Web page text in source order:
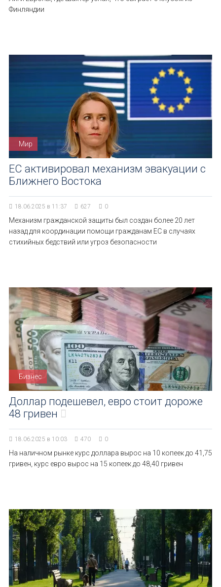
Финляндии
Мир
ЕС активировал механизм эвакуации с
Ближнего Востока
18.06.2025 в 11:37 627 0
Механизм гражданской защиты был создан более 20 лет
назад для координации помощи гражданам ЕС в случаях
стихийных бедствий или угроз безопасности
Бизнес
Доллар подешевел, евро стоит дороже
48 гривен
18.06.2025 в 10:03 470 0
На наличном рынке курс доллара вырос на 10 копеек до 41,75
гривен, курс евро вырос на 15 копеек до 48,40 гривен